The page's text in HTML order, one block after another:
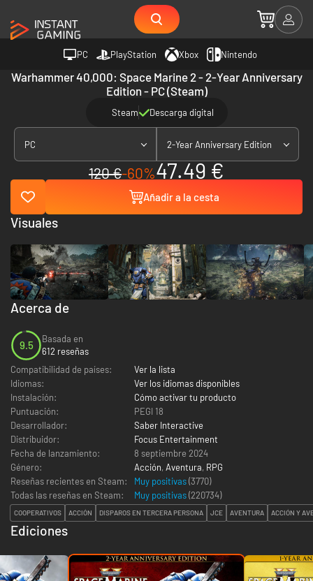
PC PlayStation Xbox Nintendo
Warhammer 40,000: Space Marine 2 - 2-Year Anniversary
Edition - PC (Steam)
Steam Descarga digital
PC 2-Year Anniversary Edition
120 €-60%47.49 €
Añadir a la cesta
Acerca de
9.5
Basada en
612 reseñas
Compatibilidad de países:
Ver la lista
Idiomas:
Ver los idiomas disponibles
Instalación:
Cómo activar tu producto
Puntuación:
PEGI 18
Desarrollador:
Saber Interactive
Distribuidor:
Focus Entertainment
Fecha de lanzamiento:
8 septiembre 2024
Género:
Acción, Aventura, RPG
Reseñas recientes en Steam:
Muy positivas(3770)
Todas las reseñas en Steam:
Muy positivas(220734)
COOPERATIVOS ACCIÓN DISPAROS EN TERCERA PERSONA JCE AVENTURA ACCIÓN Y
Ediciones
Visuales